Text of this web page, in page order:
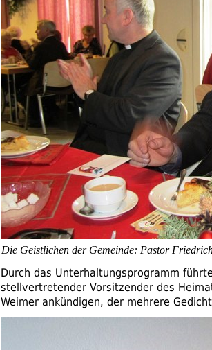
Die Geistlichen der Gemeinde: Pastor
Durch das Unterhaltungsprogramm
stellvertretender Vorsitzender des
Weimer ankündigen, der mehrere